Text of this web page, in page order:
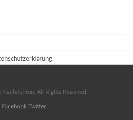
All Rights Reserved.
Facebook Twitter